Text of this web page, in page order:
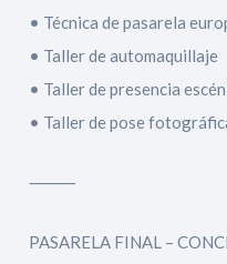
• Técnica de pasarela
• Taller de automaquillaje
• Taller de presencia
• Taller de pose
⸻
PASARELA FINAL –